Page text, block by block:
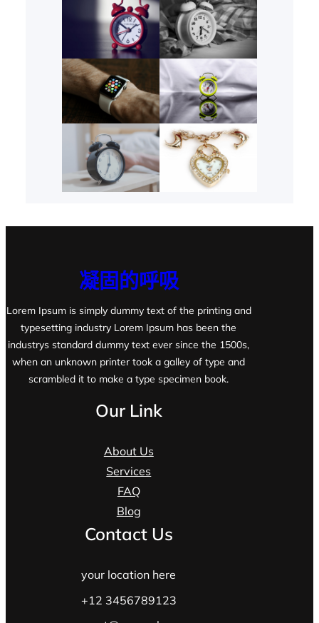
凝固的呼吸
Lorem Ipsum is simply dummy text of the printing and
typesetting industry Lorem Ipsum has been the
industrys standard dummy text ever since the 1500s,
when an unknown printer took a galley of type and
scrambled it to make a type specimen book.
Our Link
About Us
Services
FAQ
Blog
Contact Us
your location here
+12 3456789123